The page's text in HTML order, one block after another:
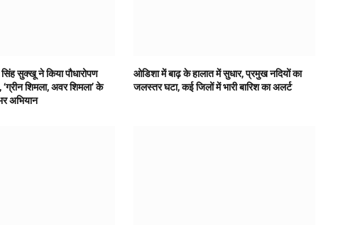
सुक्खू ने किया पौधारोपण
शिमला, अवर शिमला’ के
अभियान
ओडिशा में बाढ़ के हालात में सुधार, प्रमुख नदियों का
जलस्तर घटा, कई जिलों में भारी बारिश का अलर्ट